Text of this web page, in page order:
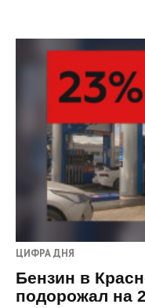
ЦИФРА ДНЯ
Бензин в
подорожал на